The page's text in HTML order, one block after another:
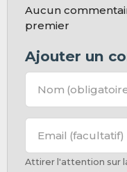
Aucun
premier
Ajouter un
Nom
Email (facultatif)
Attirer l'attention sur